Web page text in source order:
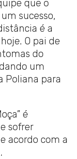
que o
sucesso,
é a
O pai de
do
um
Poliana para
é
sofrer
acordo com a